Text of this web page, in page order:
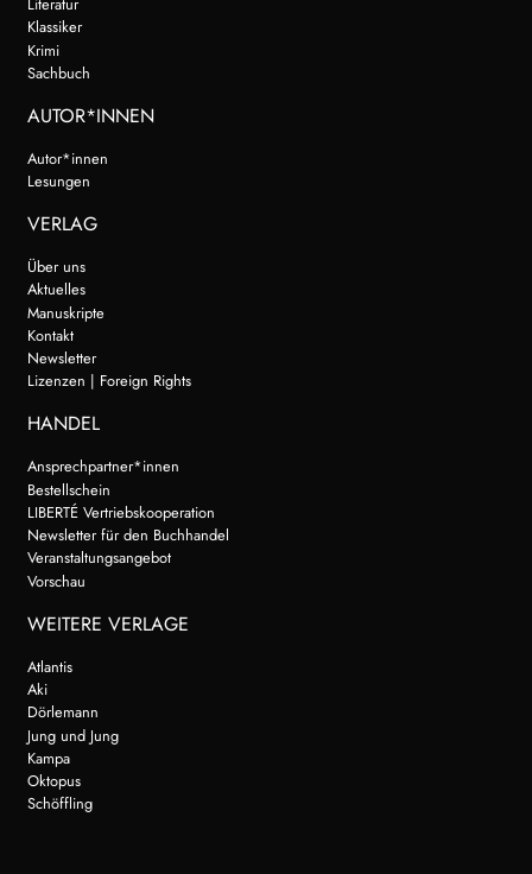
Klassiker
Krimi
Sachbuch
AUTOR*INNEN
Autor*innen
Lesungen
VERLAG
Über uns
Aktuelles
Manuskripte
Kontakt
Newsletter
Lizenzen | Foreign Rights
HANDEL
Ansprechpartner*innen
Bestellschein
LIBERTÉ Vertriebskooperation
Newsletter für den Buchhandel
Veranstaltungsangebot
Vorschau
WEITERE VERLAGE
Atlantis
Aki
Dörlemann
Jung und Jung
Kampa
Oktopus
Schöffling